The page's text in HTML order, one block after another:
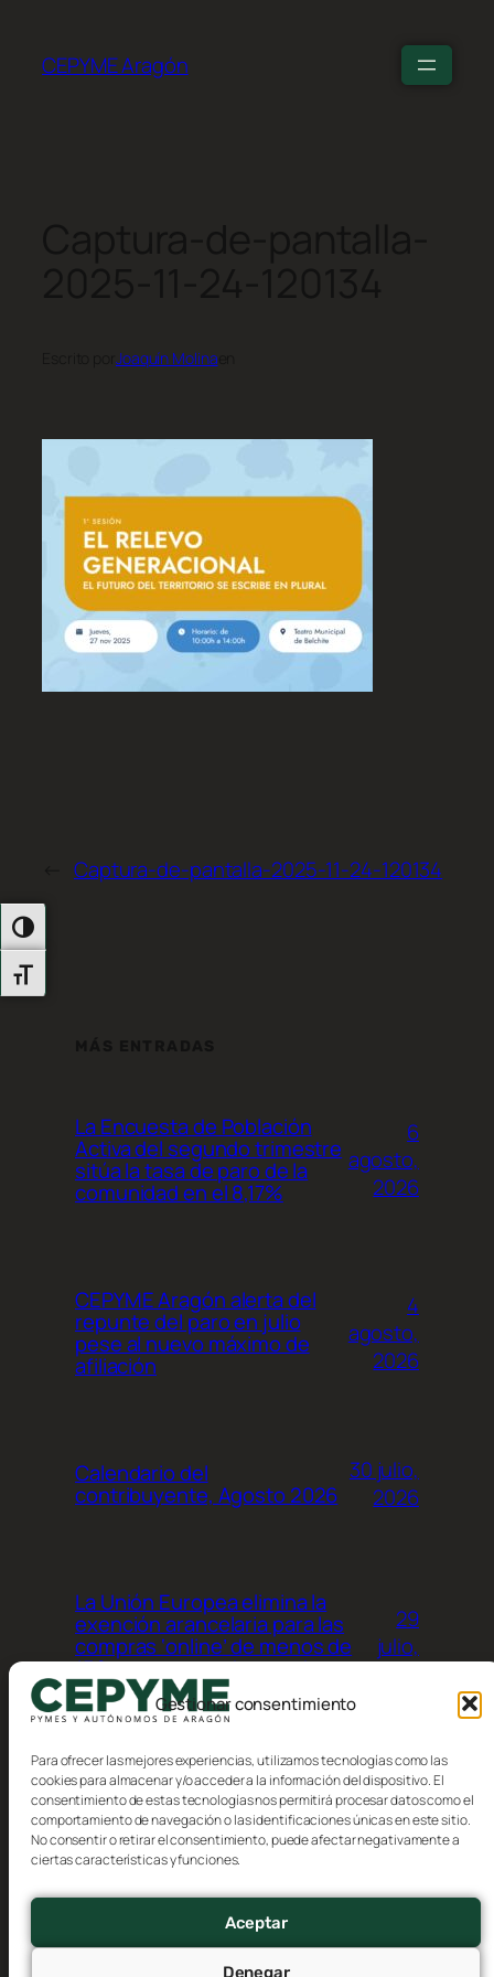
Gestionar consentimiento
Para ofrecer las mejores experiencias, utilizamos tecnologías como las
cookies para almacenar y/o acceder a la información del dispositivo. El
consentimiento de estas tecnologías nos permitirá procesar datos como el
comportamiento de navegación o las identificaciones únicas en este sitio.
No consentir o retirar el consentimiento, puede afectar negativamente a
ciertas características y funciones.
Aceptar
Denegar
Alternar Alto Contraste
Alternar Tamaño De Letra
CEPYME Aragón
Joaquín Molina
Captura-de-pantalla-2025-11-24-120134
La Encuesta de Población
Activa del segundo trimestre
sitúa la tasa de paro de la
comunidad en el 8,17%
6
agosto,
2026
CEPYME Aragón alerta del
repunte del paro en julio
pese al nuevo máximo de
afiliación
4
agosto,
2026
Calendario del
contribuyente, Agosto 2026
30 julio,
2026
La Unión Europea elimina la
exención arancelaria para las
compras ‘online’ de menos de
150 euros procedentes de
terceros países
29
julio,
Autores
Eventos